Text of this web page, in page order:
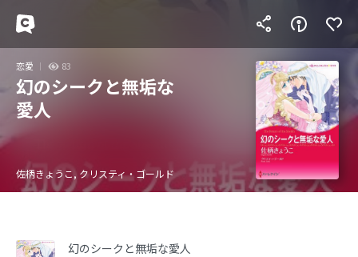
恋愛 83
幻のシークと無垢な
愛人
佐柄きょうこ, クリスティ・ゴールド
幻のシークと無垢な愛人